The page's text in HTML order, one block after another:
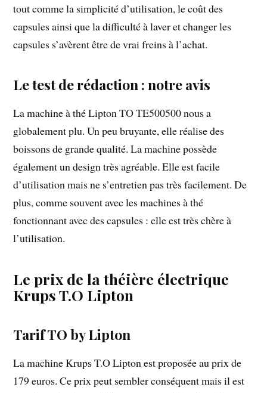
tout comme la simplicité d’utilisation, le coût des
capsules ainsi que la difficulté à laver et changer les
capsules s’avèrent être de vrai freins à l’achat.
Le test de rédaction : notre avis
La machine à thé Lipton TO TE500500 nous a
globalement plu. Un peu bruyante, elle réalise des
boissons de grande qualité. La machine possède
également un design très agréable. Elle est facile
d’utilisation mais ne s’entretien pas très facilement. De
plus, comme souvent avec les machines à thé
fonctionnant avec des capsules : elle est très chère à
l’utilisation.
Le prix de la théière électrique
Krups T.O Lipton
Tarif TO by Lipton
La machine Krups T.O Lipton est proposée au prix de
179 euros. Ce prix peut sembler conséquent mais il est